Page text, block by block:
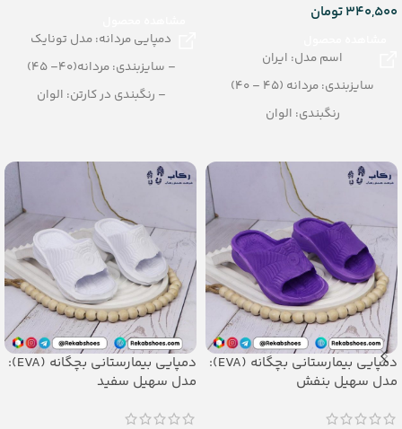
340,500تومان
اسم مدل: ایران
سایزبندی: مردانه (45 – 40)
رنگبندی: الوان
دمپایی مردانه: مدل تونایک
– سایزبندی: مردانه(40– 45)
– رنگبندی در کارتن: الوان
دمپایی بیمارستانی بچگانه (EVA):
مدل سهیل بنفش
دمپایی بیمارستانی بچگانه (EVA):
مدل سهیل سفید